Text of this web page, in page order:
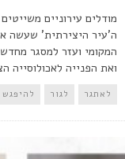
מודלים עירוניים
ה'עיר היצירתית' שעשה
המקומי ועזר למסגר
ואת הפנייה לאכולוסייה
לאתגר לגור להיפגש